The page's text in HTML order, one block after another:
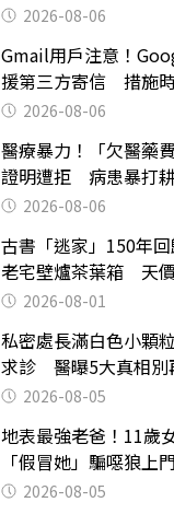
2026-08-06
Gmail用戶注意！
援第三方寄信 措施
2026-08-06
醫療暴力！「欠醫藥
證明遭拒 病患暴打
光 2026-08-06
古書「逃家」150年
老宅壁爐茶葉箱 天
2026-08-01
私密處長滿白色小顆
求診 醫曝5大真相別
2026-08-05
地表最強老爸！11
「假冒她」騙噁狼上
2026-08-05